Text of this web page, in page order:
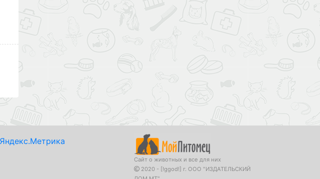
Сайт о животных и все для них
2020 - [!ggod!] г. ООО "ИЗДАТЕЛЬСКИЙ